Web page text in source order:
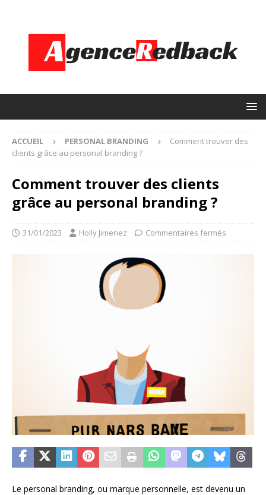
ACCUEIL PERSONAL BRANDING
Comment trouver des
clients grâce au personal branding ?
Comment trouver des clients
grâce au personal branding ?
31/01/2023 Holly Jimenez Commentaires fermés
Le personal branding, ou marque personnelle, est devenu un